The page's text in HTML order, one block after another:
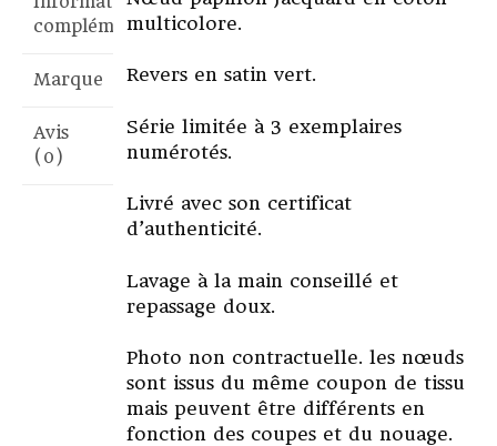
complémentaires
Marque
Avis
(0)
multicolore.
Revers en satin vert.
Série limitée à 3 exemplaires
numérotés.
Livré avec son certificat
d’authenticité.
Lavage à la main conseillé et
repassage doux.
Photo non contractuelle. les nœuds
sont issus du même coupon de tissu
mais peuvent être différents en
fonction des coupes et du nouage.